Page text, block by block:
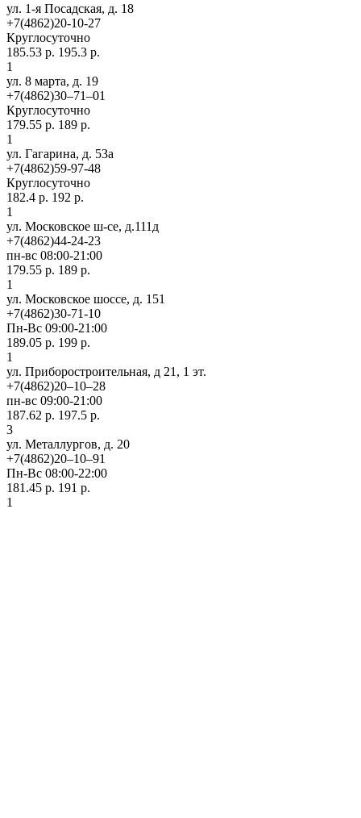
ул. 1-я Посадская, д. 18
+7(4862)20-10-27
Круглосуточно
185.53 р. 195.3 р.
1
ул. 8 марта, д. 19
+7(4862)30‒71‒01
Круглосуточно
179.55 р. 189 р.
1
ул. Гагарина, д. 53а
+7(4862)59-97-48
Круглосуточно
182.4 р. 192 р.
1
ул. Московское ш-се, д.111д
+7(4862)44-24-23
пн-вс 08:00-21:00
179.55 р. 189 р.
1
ул. Московское шоссе, д. 151
+7(4862)30-71-10
Пн-Вс 09:00-21:00
189.05 р. 199 р.
1
ул. Приборостроительная, д 21, 1 эт.
+7(4862)20‒10‒28
пн-вс 09:00-21:00
187.62 р. 197.5 р.
3
ул. ​Металлургов, д. 20
+7(4862)20‒10‒91
Пн-Вс 08:00-22:00
181.45 р. 191 р.
1